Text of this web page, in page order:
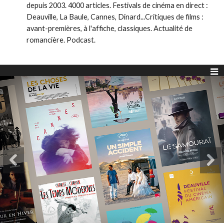
depuis 2003. 4000 articles. Festivals de cinéma en direct :
Deauville, La Baule, Cannes, Dinard...Critiques de films :
avant-premières, à l'affiche, classiques. Actualité de
romancière. Podcast.